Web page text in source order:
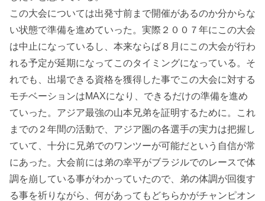
この大会については出発寸前まで開催があるのか分からな
い状態で準備を進めていった。実際２００７年にこの大会
は中止になっているし、本来ならば８月にこの大会が行わ
れる予定が延期になってこのタイミングになっている。そ
れでも、出場できる資格を獲得した事でこの大会に対する
モチベーションはMAXになり、できるだけの準備を進め
ていった。アジア最強の山本兄弟を証明するために。これ
までの２年間の活動で、アジア圏の各選手の実力は把握し
ていて、十分に兄弟でのワンツーが可能だという自信が常
にあった。大会前には弟の幸平がブラジルでのレースで体
調を崩している事がわかっていたので、弟の体調が回復す
る事を祈りながら、何があってもどちらかがチャンピオン